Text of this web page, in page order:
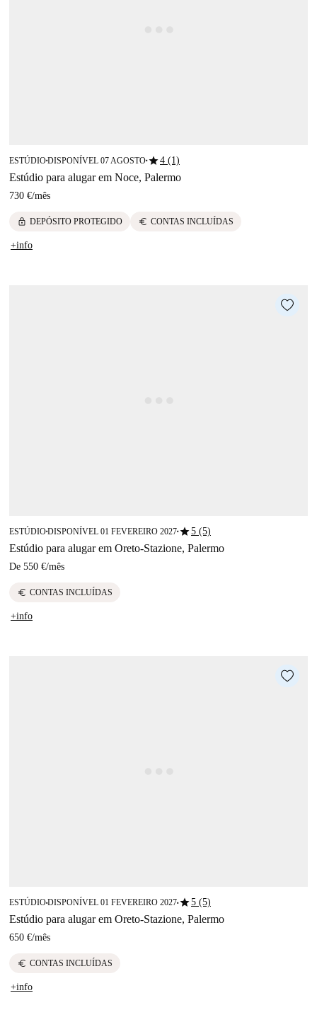
ESTÚDIO■DISPONÍVEL 07 AGOSTO■star4 (1)
Estúdio para alugar em Noce, Palermo
730 €/mês
lock DEPÓSITO PROTEGIDO euro CONTAS INCLUÍDAS
+info
ESTÚDIO■DISPONÍVEL 01 FEVEREIRO 2027■star5 (5)
Estúdio para alugar em Oreto-Stazione, Palermo
De 550 €/mês
euro CONTAS INCLUÍDAS
+info
ESTÚDIO■DISPONÍVEL 01 FEVEREIRO 2027■star5 (5)
Estúdio para alugar em Oreto-Stazione, Palermo
650 €/mês
euro CONTAS INCLUÍDAS
+info